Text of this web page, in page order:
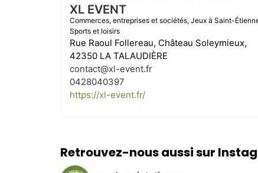
XL EVENT
Commerces, entreprises et sociétés, Jeux à Saint-
Sports et loisirs
Rue Raoul Follereau, Château Soleymieux,
42350 LA TALAUDIÈRE
contact@xl-event.fr
0428040397
https://xl-event.fr/
Retrouvez-nous aussi sur